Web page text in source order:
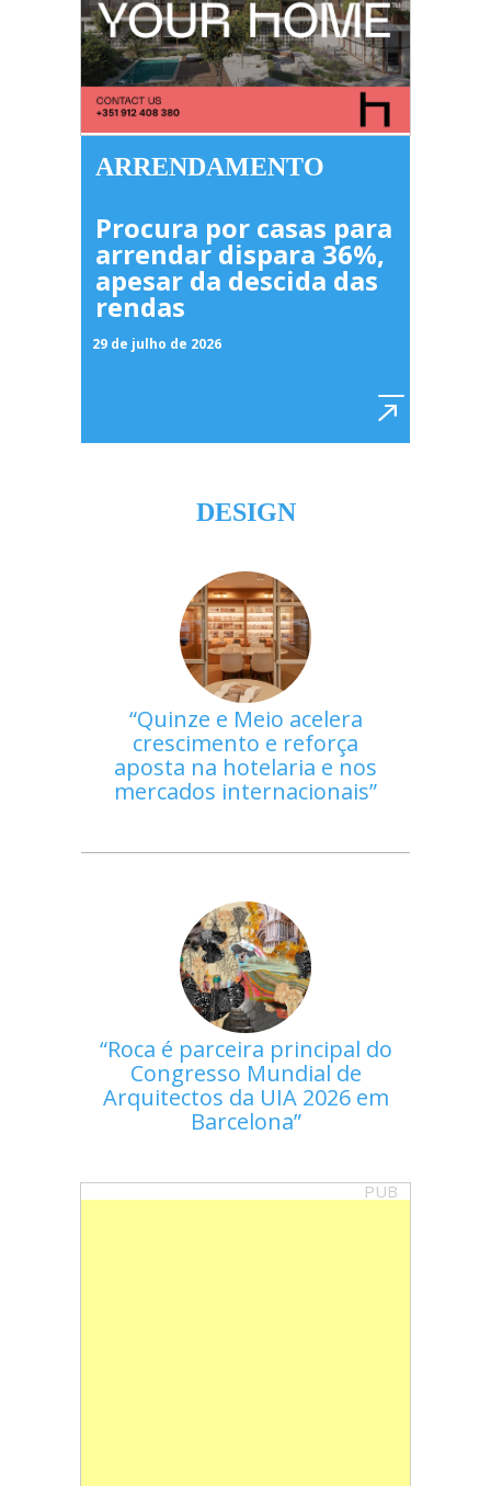
ARRENDAMENTO
Procura por casas para
arrendar dispara 36%,
apesar da descida das
rendas
29 de julho de 2026
DESIGN
Quinze e Meio acelera
crescimento e reforça
aposta na hotelaria e nos
mercados internacionais
Roca é parceira principal do
Congresso Mundial de
Arquitectos da UIA 2026 em
Barcelona
PUB